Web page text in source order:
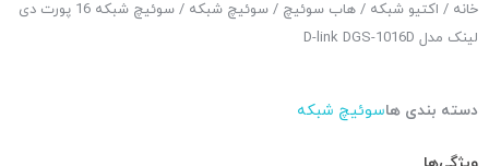
خانه / اکتیو شبکه / هاب سوئیچ / سوئیچ شبکه
/ سوئیچ شبکه 16 پورت دی
لینک مدل D-link DGS-1016D
دسته بندی هاسوئیچ شبکه